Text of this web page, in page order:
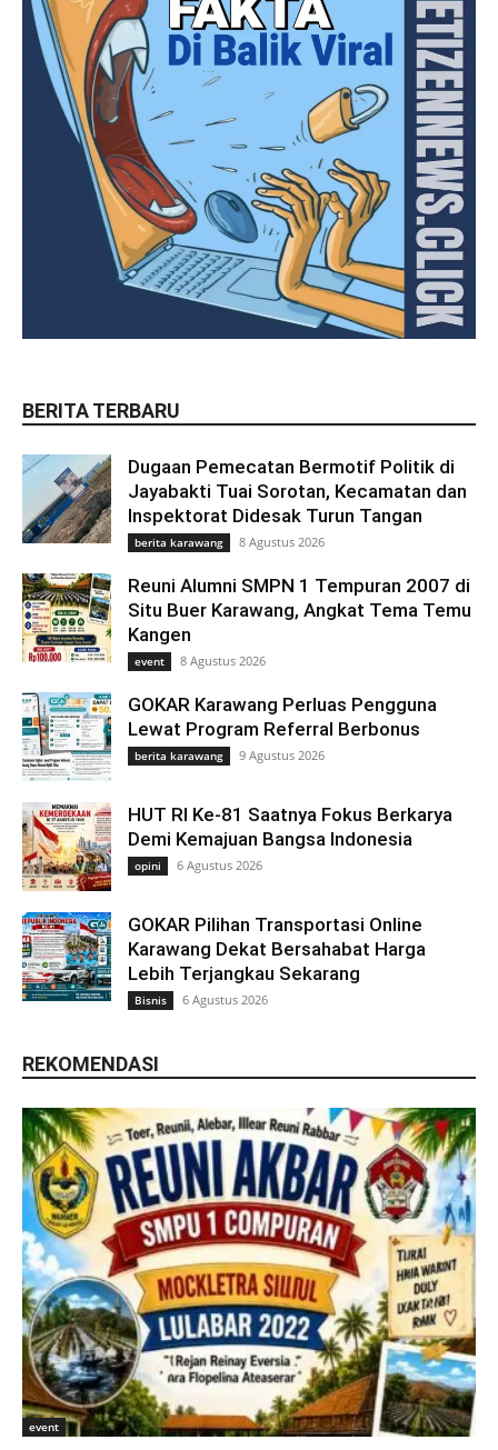
BERITA TERBARU
Dugaan Pemecatan Bermotif Politik di
Jayabakti Tuai Sorotan, Kecamatan dan
Inspektorat Didesak Turun Tangan
berita karawang 8 Agustus 2026
Reuni Alumni SMPN 1 Tempuran 2007 di
Situ Buer Karawang, Angkat Tema Temu
Kangen
event 8 Agustus 2026
GOKAR Karawang Perluas Pengguna
Lewat Program Referral Berbonus
berita karawang 9 Agustus 2026
HUT RI Ke-81 Saatnya Fokus Berkarya
Demi Kemajuan Bangsa Indonesia
opini 6 Agustus 2026
GOKAR Pilihan Transportasi Online
Karawang Dekat Bersahabat Harga
Lebih Terjangkau Sekarang
Bisnis 6 Agustus 2026
REKOMENDASI
event